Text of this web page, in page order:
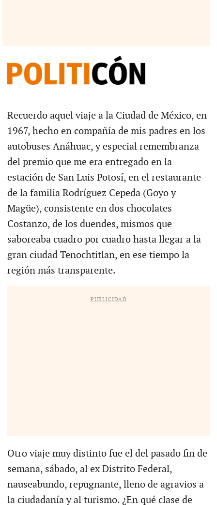
Recuerdo aquel viaje a la Ciudad de México, en
1967, hecho en compañía de mis padres en los
autobuses Anáhuac, y especial remembranza
del premio que me era entregado en la
estación de San Luis Potosí, en el restaurante
de la familia Rodríguez Cepeda (Goyo y
Magüe), consistente en dos chocolates
Costanzo, de los duendes, mismos que
saboreaba cuadro por cuadro hasta llegar a la
gran ciudad Tenochtitlan, en ese tiempo la
región más transparente.
PUBLICIDAD
Otro viaje muy distinto fue el del pasado fin de
semana, sábado, al ex Distrito Federal,
nauseabundo, repugnante, lleno de agravios a
la ciudadanía y al turismo. ¿En qué clase de